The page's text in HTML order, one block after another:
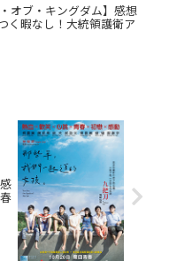
オブ・キングダム】感想
く暇なし！大統領護衛ア